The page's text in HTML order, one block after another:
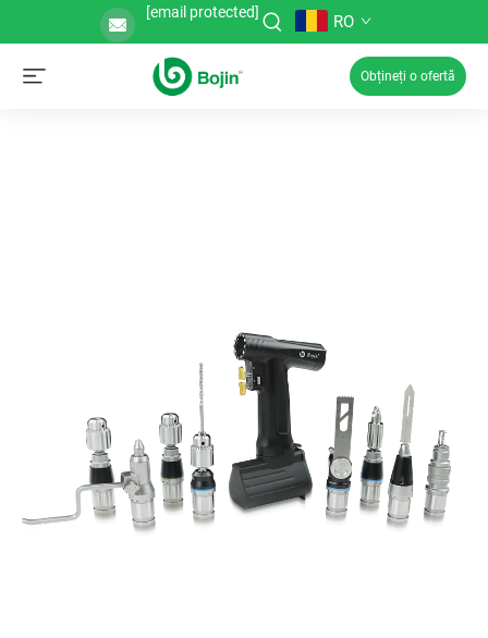
[email protected] RO
Obțineți o ofertă